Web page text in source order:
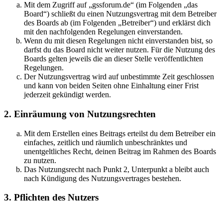
Mit dem Zugriff auf „gssforum.de“ (im Folgenden „das
Board“) schließt du einen Nutzungsvertrag mit dem Betreiber
des Boards ab (im Folgenden „Betreiber“) und erklärst dich
mit den nachfolgenden Regelungen einverstanden.
Wenn du mit diesen Regelungen nicht einverstanden bist, so
darfst du das Board nicht weiter nutzen. Für die Nutzung des
Boards gelten jeweils die an dieser Stelle veröffentlichten
Regelungen.
Der Nutzungsvertrag wird auf unbestimmte Zeit geschlossen
und kann von beiden Seiten ohne Einhaltung einer Frist
jederzeit gekündigt werden.
2. Einräumung von Nutzungsrechten
Mit dem Erstellen eines Beitrags erteilst du dem Betreiber ein
einfaches, zeitlich und räumlich unbeschränktes und
unentgeltliches Recht, deinen Beitrag im Rahmen des Boards
zu nutzen.
Das Nutzungsrecht nach Punkt 2, Unterpunkt a bleibt auch
nach Kündigung des Nutzungsvertrages bestehen.
3. Pflichten des Nutzers